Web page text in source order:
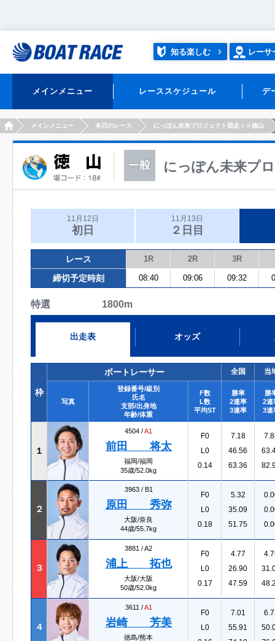
知る楽しむ レーサ
メインメニュー レーススケジュール デ
HOMEメインメニュー 本日のレース にっぽん未来プロジェクト競走ｉｎ徳山
にっぽん未来プ
11月12日
初日
11月13日
２日目
レース 1R 2R 3R
締切予定時刻 08:40 09:06 09:32
特選 1800m
出走表 オッズ
枠
ボートレーサー 全国 当
写真
登録番号/級別
氏名
支部/出身地
年齢/体重
F数
L数
平均ST
勝率
2連率
3連率
勝
2連
3連
１
4504 /A1
前田 将太
福岡/福岡
35歳/52.0kg
F0
L0
0.14
7.18
46.56
63.36
２
3963 / B1
原田 秀弥
大阪/奈良
44歳/55.7kg
F0
L0
0.18
5.32
35.09
51.75
３
3881 /A2
浦上 拓也
大阪/大阪
50歳/52.0kg
F0
L0
0.17
4.77
26.90
47.59
４
3611 /A1
岩崎 芳美
徳島/熊本
F0
L0
7.01
55.91